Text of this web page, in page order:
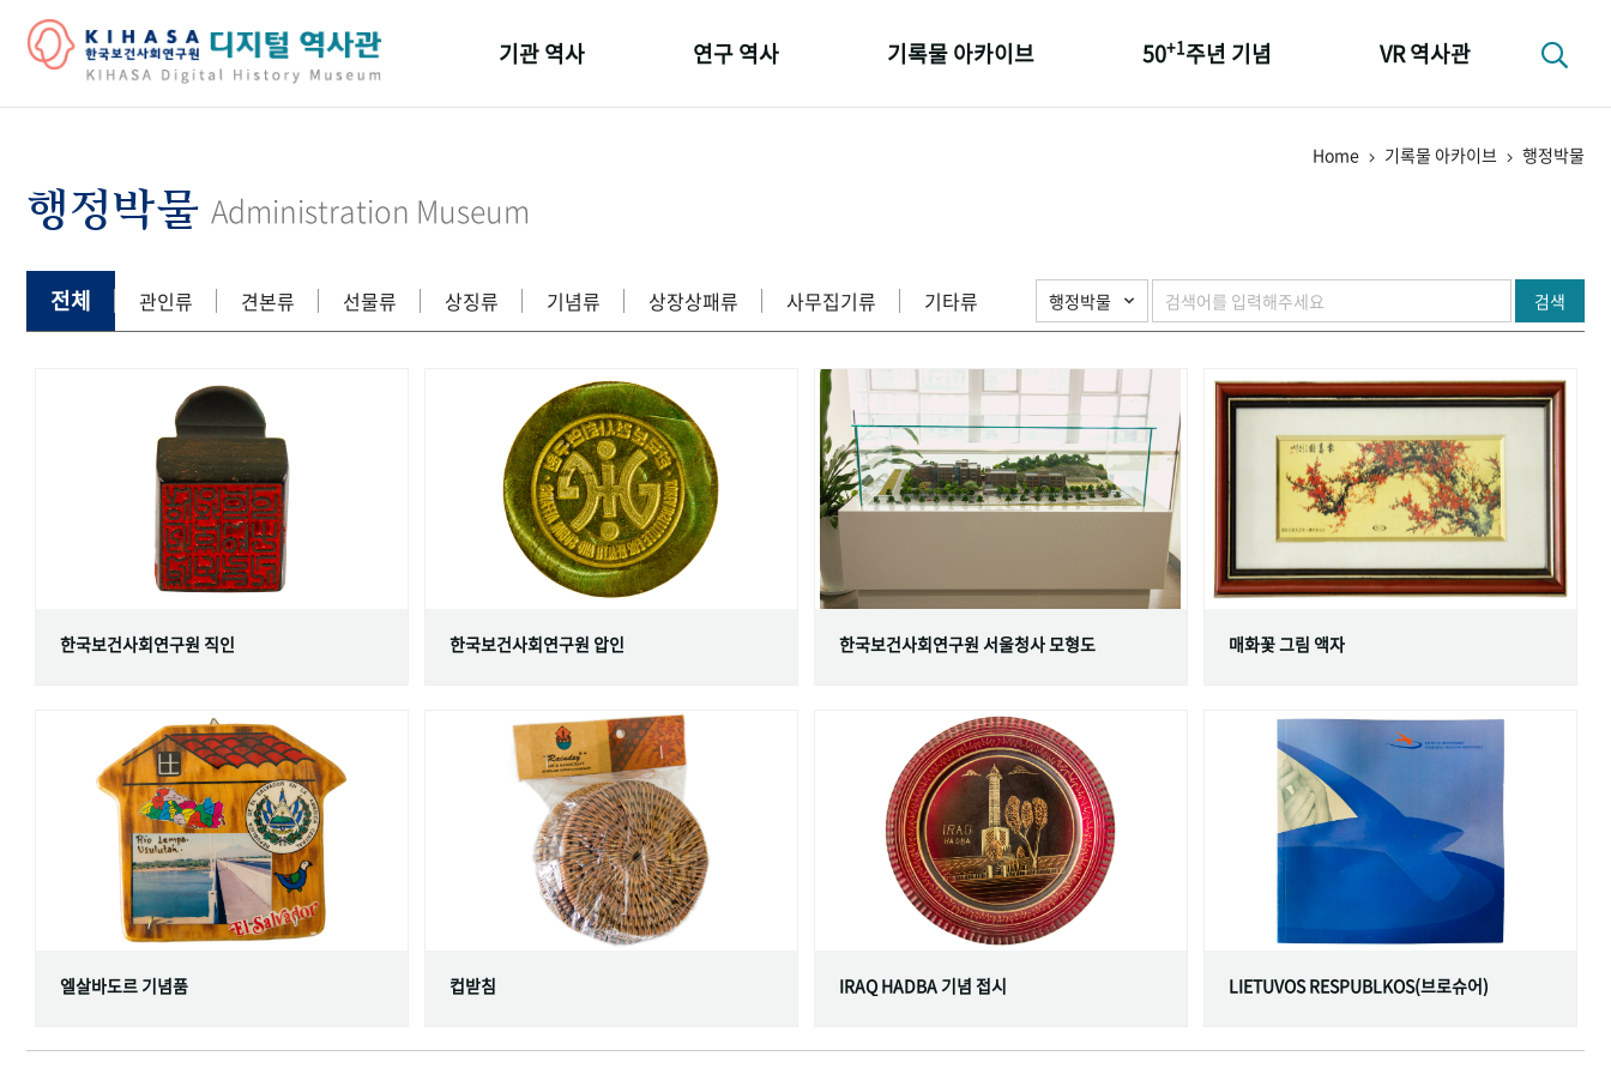
기관 역사
연구원 사람들
연구 역사
간행물 변천사
기록물 아카이브
영상 기록물
50+1주년 기념
세계와 함께 한 KIHASA
VR 역사관
Home 기록물 아카이브 행정박물
행정박물 Administration Museum
전체 관인류 견본류 선물류 상징류 기념류 상장상패류 사무집기류 기타류 검색
한국보건사회연구원 직인 한국보건사회연구원 압인 한국보건사회연구원 서울청사 모형도 매화꽃 그림 액자
엘살바도르 기념품 컵받침 IRAQ HADBA 기념 접시 LIETUVOS RESPUBLKOS(브로슈어)